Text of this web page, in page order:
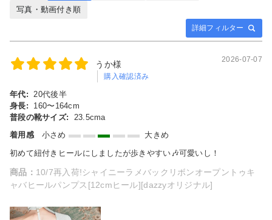
詳細フィルター
写真・動画付き順
うか様
購入確認済み
2026-07-07
年代: 20代後半
身長:
160〜164cm
普段の靴サイズ:
23.5cma
着用感
小さめ
大きめ
初めて紐付きヒールにしましたが歩きやすい🎶可愛いし！
商品： 10/7再入荷!シャイニーラメバックリボンオープントゥキ
ャバヒールパンプス[12cmヒール][dazzyオリジナル]